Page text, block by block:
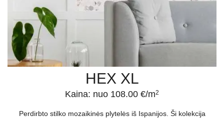
HEX XL
Kaina: nuo 108.00 €/m2
Perdirbto stilko mozaikinės plytelės iš Ispanijos. Ši kolekcija